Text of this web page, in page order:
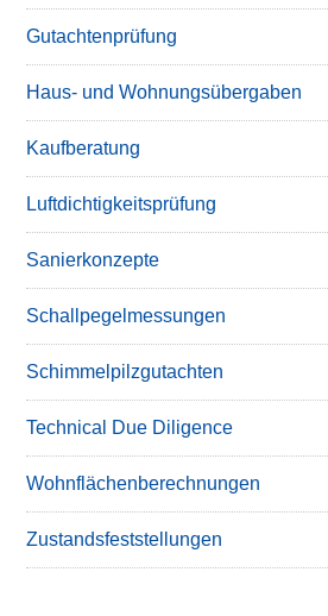
Gutachtenprüfung
Haus- und Wohnungsübergaben
Kaufberatung
Luftdichtigkeitsprüfung
Sanierkonzepte
Schallpegelmessungen
Schimmelpilzgutachten
Technical Due Diligence
Wohnflächenberechnungen
Zustandsfeststellungen